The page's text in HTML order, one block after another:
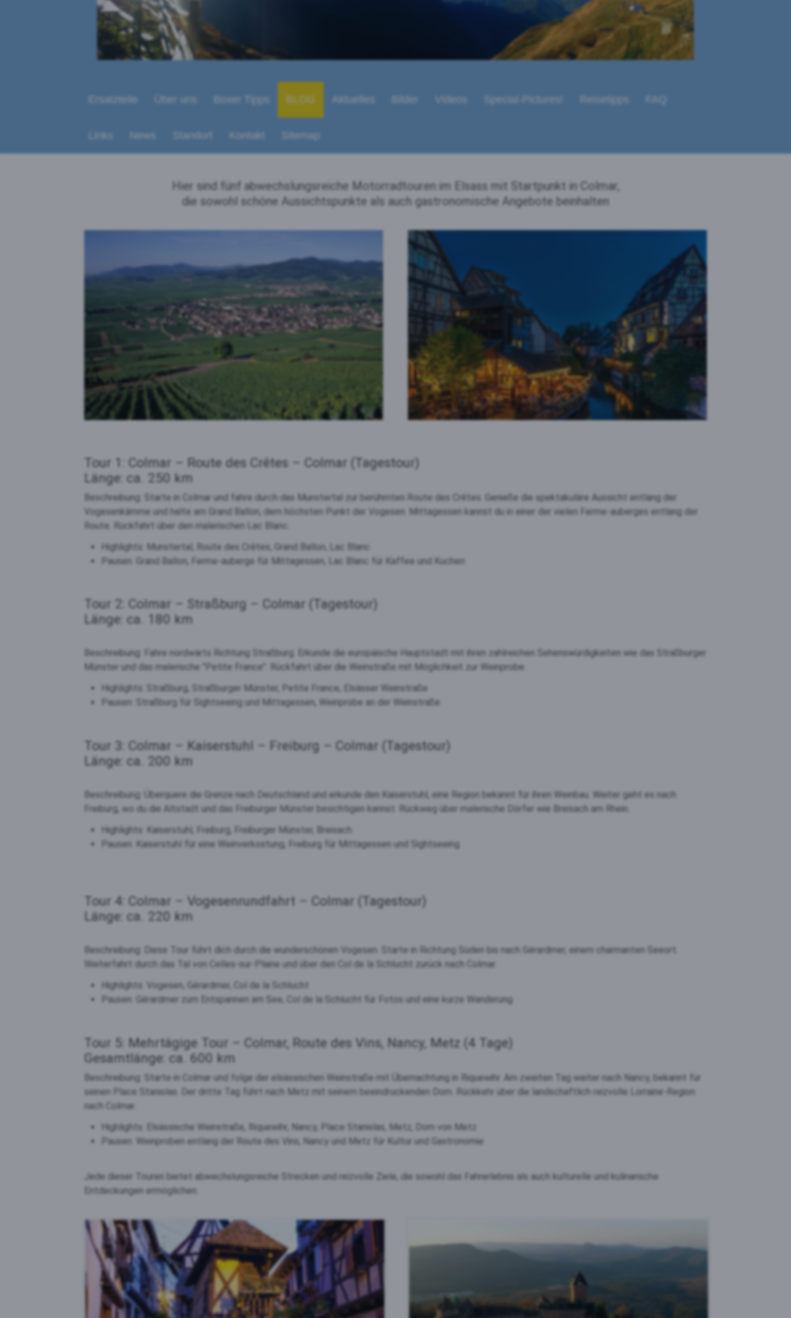
Ersatzteile Über uns Boxer Tipps BLOG Aktuelles Bilder Videos Special-Pictures! Reisetipps
Links News Standort Kontakt Sitemap
Hier sind fünf abwechslungsreiche Motorradtouren im Elsass mit Startpunkt in Colmar,
die sowohl schöne Aussichtspunkte als auch gastronomische Angebote beinhalten
Tour 1: Colmar – Route des Crêtes – Colmar (Tagestour)
Länge: ca. 250 km
Beschreibung: Starte in Colmar und fahre durch das Munstertal zur berühmten Route des Crêtes. Genieße die spektakuläre Aussicht entlang der
Vogesenkämme und halte am Grand Ballon, dem höchsten Punkt der Vogesen. Mittagessen kannst du in einer der vielen Ferme-auberges entlang der
Route. Rückfahrt über den malerischen Lac Blanc.
Highlights: Munstertal, Route des Crêtes, Grand Ballon, Lac Blanc
Pausen: Grand Ballon, Ferme-auberge für Mittagessen, Lac Blanc für Kaffee und Kuchen
Tour 2: Colmar – Straßburg – Colmar (Tagestour)
Länge: ca. 180 km
Beschreibung: Fahre nordwärts Richtung Straßburg. Erkunde die europäische Hauptstadt mit ihren zahlreichen Sehenswürdigkeiten wie das Straßburger
Münster und das malerische "Petite France". Rückfahrt über die Weinstraße mit Möglichkeit zur Weinprobe.
Highlights: Straßburg, Straßburger Münster, Petite France, Elsässer Weinstraße
Pausen: Straßburg für Sightseeing und Mittagessen, Weinprobe an der Weinstraße
Tour 3: Colmar – Kaiserstuhl – Freiburg – Colmar (Tagestour)
Länge: ca. 200 km
Beschreibung: Überquere die Grenze nach Deutschland und erkunde den Kaiserstuhl, eine Region bekannt für ihren Weinbau. Weiter geht es nach
Freiburg, wo du die Altstadt und das Freiburger Münster besichtigen kannst. Rückweg über malerische Dörfer wie Breisach am Rhein.
Highlights: Kaiserstuhl, Freiburg, Freiburger Münster, Breisach
Pausen: Kaiserstuhl für eine Weinverkostung, Freiburg für Mittagessen und Sightseeing
Tour 4: Colmar – Vogesenrundfahrt – Colmar (Tagestour)
Länge: ca. 220 km
Beschreibung: Diese Tour führt dich durch die wunderschönen Vogesen. Starte in Richtung Süden bis nach Gérardmer, einem charmanten Seeort.
Weiterfahrt durch das Tal von Celles-sur-Plaine und über den Col de la Schlucht zurück nach Colmar.
Highlights: Vogesen, Gérardmer, Col de la Schlucht
Pausen: Gérardmer zum Entspannen am See, Col de la Schlucht für Fotos und eine kurze Wanderung
Tour 5: Mehrtägige Tour – Colmar, Route des Vins, Nancy, Metz (4 Tage)
Gesamtlänge: ca. 600 km
Beschreibung: Starte in Colmar und folge der elsässischen Weinstraße mit Übernachtung in Riquewihr. Am zweiten Tag weiter nach Nancy, bekannt für
seinen Place Stanislas. Der dritte Tag führt nach Metz mit seinem beeindruckenden Dom. Rückkehr über die landschaftlich reizvolle Lorraine-Region
nach Colmar.
Highlights: Elsässische Weinstraße, Riquewihr, Nancy, Place Stanislas, Metz, Dom von Metz
Pausen: Weinproben entlang der Route des Vins, Nancy und Metz für Kultur und Gastronomie
Jede dieser Touren bietet abwechslungsreiche Strecken und reizvolle Ziele, die sowohl das Fahrerlebnis als auch kulturelle und kulinarische
Entdeckungen ermöglichen.